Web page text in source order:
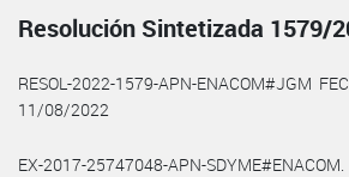
Resolución Sintetizada 1579/
RESOL-2022-1579-APN-ENACOM#JGM
11/08/2022
EX-2017-25747048-APN-SDYME#ENACOM.